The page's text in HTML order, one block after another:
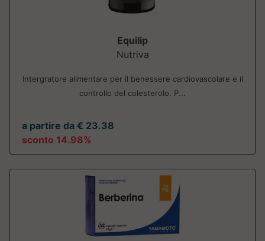
Equilip
Nutriva
Intergratore alimentare per il benessere cardiovascolare e il
controllo del colesterolo. P...
a partire da € 23.38
sconto 14.98%